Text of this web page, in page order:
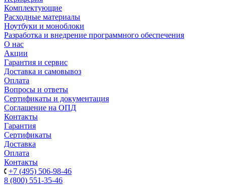
Комплектующие
Расходные материалы
Ноутбуки и моноблоки
Разработка и внедрение программного обеспечения
О нас
Акции
Гарантия и сервис
Доставка и самовывоз
Оплата
Вопросы и ответы
Сертификаты и документация
Соглашение на ОПД
Контакты
Гарантия
Сертификаты
Доставка
Оплата
Контакты
+7 (495) 506-98-46
8 (800) 551-35-46